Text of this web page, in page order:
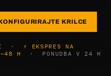
KRILCE
· ⚡ EKSPRES NA
H
· PONUDBA V 24 H